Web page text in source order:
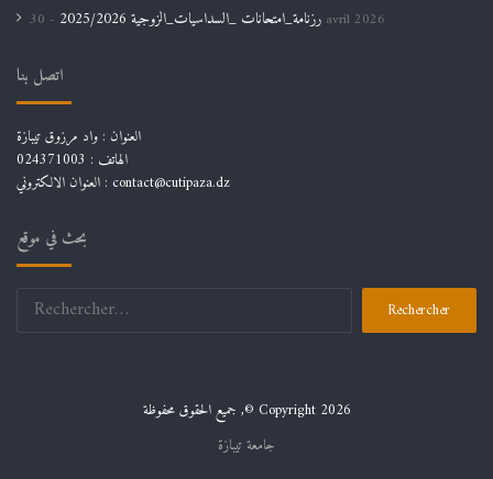
رزنامة_امتحانات _السداسيات_الزوجية 2025/2026 30 avril 2026
اتصل بنا
العنوان : واد مرزوق تيبازة
الهاتف : 024371003
العنوان الالكتروني : contact@cutipaza.dz
بحث في موقع
Rechercher :
جميع الحقوق محفوظة ,© Copyright 2026
جامعة تيبازة